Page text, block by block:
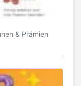
& Prämien